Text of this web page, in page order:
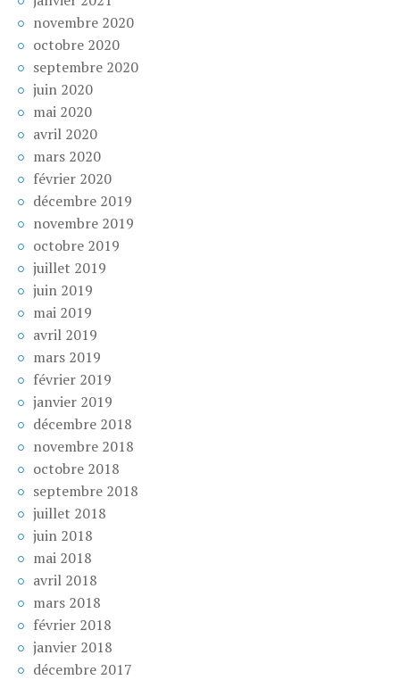
novembre 2020
octobre 2020
septembre 2020
juin 2020
mai 2020
avril 2020
mars 2020
février 2020
décembre 2019
novembre 2019
octobre 2019
juillet 2019
juin 2019
mai 2019
avril 2019
mars 2019
février 2019
janvier 2019
décembre 2018
novembre 2018
octobre 2018
septembre 2018
juillet 2018
juin 2018
mai 2018
avril 2018
mars 2018
février 2018
janvier 2018
décembre 2017